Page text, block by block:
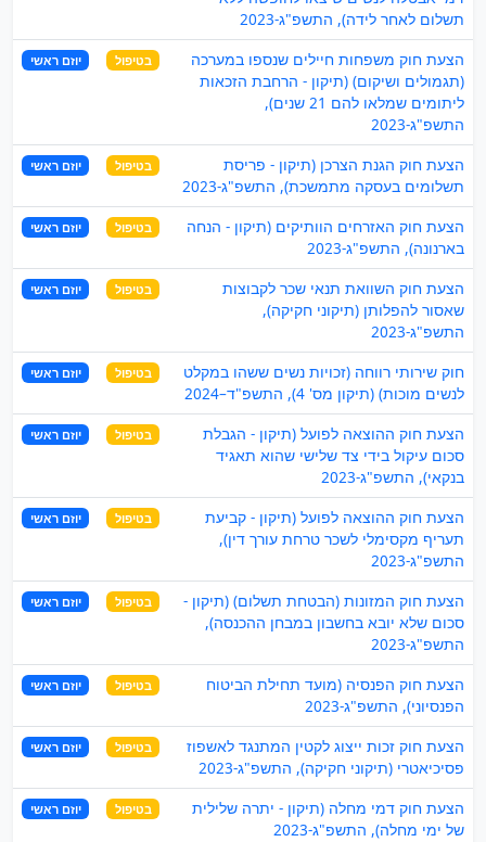
תשלום לאחר לידה), התשפ"ג-2023
הצעת חוק משפחות חיילים שנספו במערכה
(תגמולים ושיקום) (תיקון - הרחבת הזכאות
ליתומים שמלאו להם 21 שנים),
התשפ"ג-2023
בטיפול יוזם ראשי
הצעת חוק הגנת הצרכן (תיקון - פריסת
תשלומים בעסקה מתמשכת), התשפ"ג-2023
בטיפול יוזם ראשי
הצעת חוק האזרחים הוותיקים (תיקון - הנחה
בארנונה), התשפ"ג-2023
בטיפול יוזם ראשי
הצעת חוק השוואת תנאי שכר לקבוצות
שאסור להפלותן (תיקוני חקיקה),
התשפ"ג-2023
בטיפול יוזם ראשי
חוק שירותי רווחה (זכויות נשים ששהו במקלט
לנשים מוכות) (תיקון מס' 4), התשפ"ד–2024
בטיפול יוזם ראשי
הצעת חוק ההוצאה לפועל (תיקון - הגבלת
סכום עיקול בידי צד שלישי שהוא תאגיד
בנקאי), התשפ"ג-2023
בטיפול יוזם ראשי
הצעת חוק ההוצאה לפועל (תיקון - קביעת
תעריף מקסימלי לשכר טרחת עורך דין),
התשפ"ג-2023
בטיפול יוזם ראשי
הצעת חוק המזונות (הבטחת תשלום) (תיקון -
סכום שלא יובא בחשבון במבחן ההכנסה),
התשפ"ג-2023
בטיפול יוזם ראשי
הצעת חוק הפנסיה (מועד תחילת הביטוח
הפנסיוני), התשפ"ג-2023
בטיפול יוזם ראשי
הצעת חוק זכות ייצוג לקטין המתנגד לאשפוז
פסיכיאטרי (תיקוני חקיקה), התשפ"ג-2023
בטיפול יוזם ראשי
הצעת חוק דמי מחלה (תיקון - יתרה שלילית
של ימי מחלה), התשפ"ג-2023
בטיפול יוזם ראשי